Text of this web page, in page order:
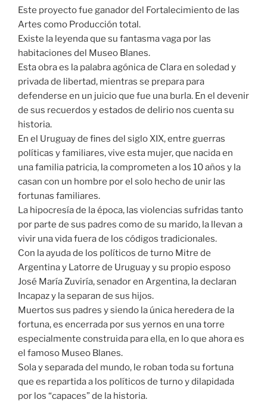
Este proyecto fue ganador del Fortalecimiento de las
Artes como Producción total.
Existe la leyenda que su fantasma vaga por las
habitaciones del Museo Blanes.
Esta obra es la palabra agónica de Clara en soledad y
privada de libertad, mientras se prepara para
defenderse en un juicio que fue una burla. En el devenir
de sus recuerdos y estados de delirio nos cuenta su
historia.
En el Uruguay de fines del siglo XIX, entre guerras
políticas y familiares, vive esta mujer, que nacida en
una familia patricia, la comprometen a los 10 años y la
casan con un hombre por el solo hecho de unir las
fortunas familiares.
La hipocresía de la época, las violencias sufridas tanto
por parte de sus padres como de su marido, la llevan a
vivir una vida fuera de los códigos tradicionales.
Con la ayuda de los políticos de turno Mitre de
Argentina y Latorre de Uruguay y su propio esposo
José María Zuviría, senador en Argentina, la declaran
Incapaz y la separan de sus hijos.
Muertos sus padres y siendo la única heredera de la
fortuna, es encerrada por sus yernos en una torre
especialmente construida para ella, en lo que ahora es
el famoso Museo Blanes.
Sola y separada del mundo, le roban toda su fortuna
que es repartida a los políticos de turno y dilapidada
por los “capaces” de la historia.